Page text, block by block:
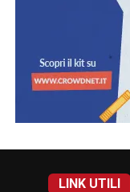
LINK UTILI